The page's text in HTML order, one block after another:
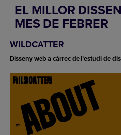
EL MILLOR
MES DE FEBRER
WILDCATTER
Disseny web a càrrec de l’estudi de